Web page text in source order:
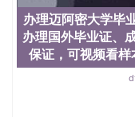
State University）
University）圣何
University）圣何
University）圣何
University）圣何
University）圣何
University）圣何
University）圣何
办理迈阿密大学毕
办理国外毕业证、
保证，可视频看